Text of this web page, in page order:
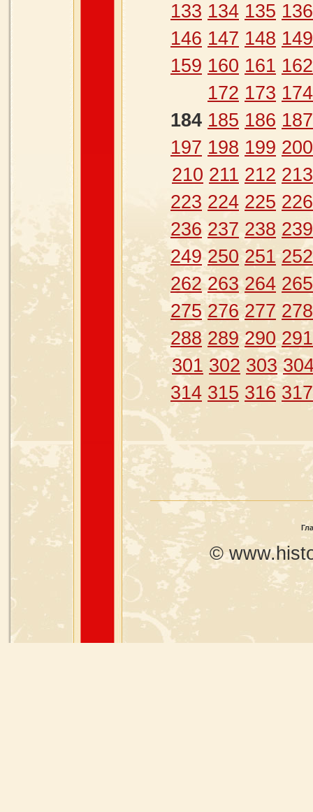
133 134 135 136
146 147 148 149
159 160 161 162
172 173 174
184 185 186 187
197 198 199 200
210 211 212 213
223 224 225 226
236 237 238 239
249 250 251 252
262 263 264 265
275 276 277 278
288 289 290 291
301 302 303
314 315 316 317
©